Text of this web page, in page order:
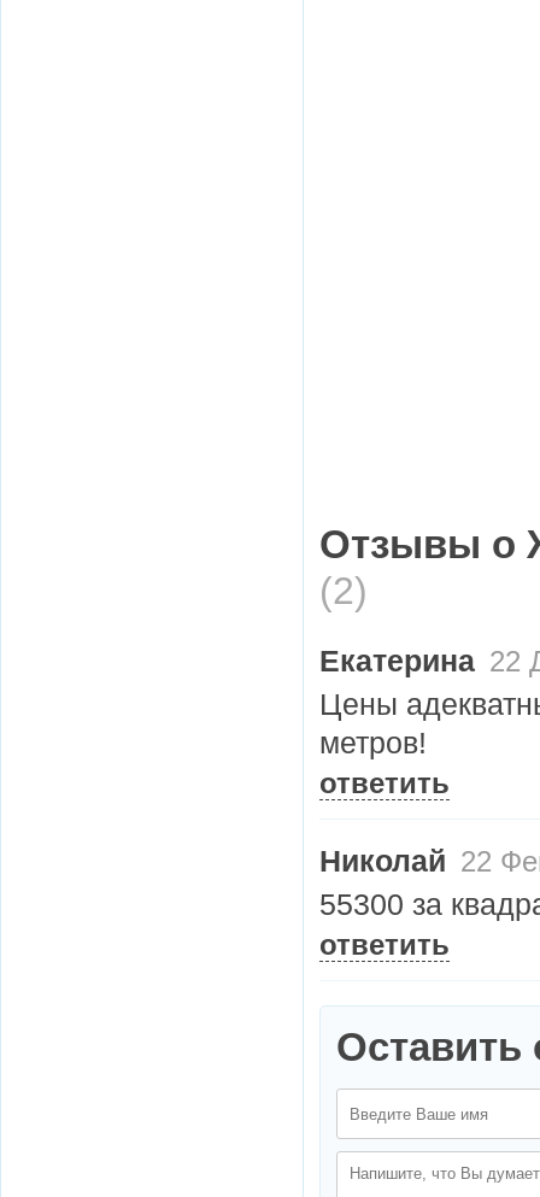
Отзывы о
(2)
Екатерина 22
Цены
метров!
ответить
Николай 22
55300 за
ответить
Оставить